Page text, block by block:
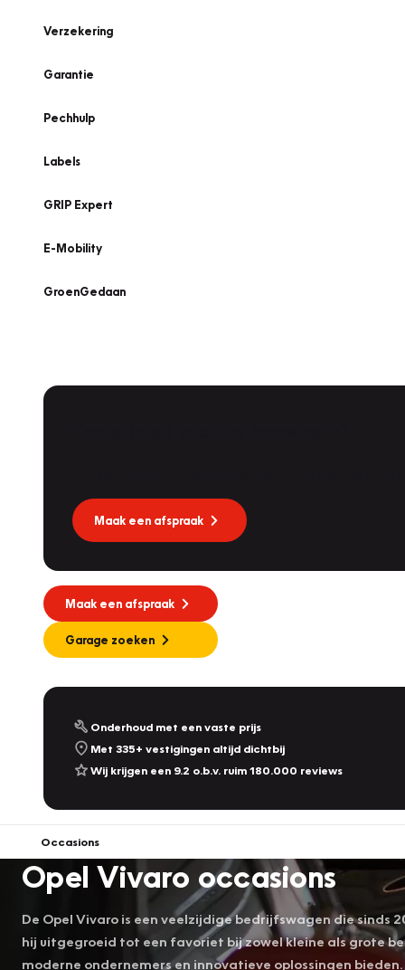
Verzekering
Garantie
Pechhulp
Labels
GRIP Expert
E-Mobility
GroenGedaan
Maak een afspraak
Maak een afspraak
Garage zoeken
Onderhoud met een vaste prijs
Met 335+ vestigingen altijd dichtbij
Wij krijgen een 9.2 o.b.v. ruim 180.000 reviews
Occasions
Opel Vivaro occasions
De Opel Vivaro is een veelzijdige bedrijfswagen die sinds
hij uitgegroeid tot een favoriet bij zowel kleine als grote
moderne ondernemers en innovatieve oplossingen bieden.